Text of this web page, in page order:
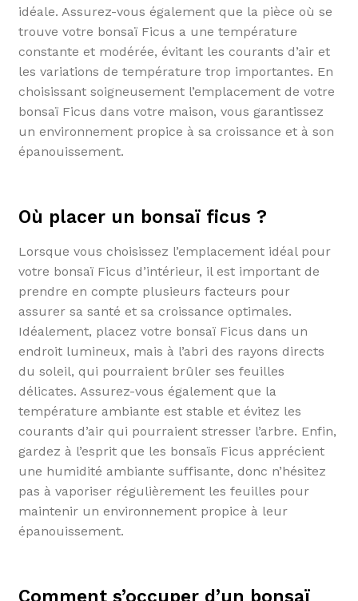
idéale. Assurez-vous également que la pièce où se
trouve votre bonsaï Ficus a une température
constante et modérée, évitant les courants d’air et
les variations de température trop importantes. En
choisissant soigneusement l’emplacement de votre
bonsaï Ficus dans votre maison, vous garantissez
un environnement propice à sa croissance et à son
épanouissement.
Où placer un bonsaï ficus ?
Lorsque vous choisissez l’emplacement idéal pour
votre bonsaï Ficus d’intérieur, il est important de
prendre en compte plusieurs facteurs pour
assurer sa santé et sa croissance optimales.
Idéalement, placez votre bonsaï Ficus dans un
endroit lumineux, mais à l’abri des rayons directs
du soleil, qui pourraient brûler ses feuilles
délicates. Assurez-vous également que la
température ambiante est stable et évitez les
courants d’air qui pourraient stresser l’arbre. Enfin,
gardez à l’esprit que les bonsaïs Ficus apprécient
une humidité ambiante suffisante, donc n’hésitez
pas à vaporiser régulièrement les feuilles pour
maintenir un environnement propice à leur
épanouissement.
Comment s’occuper d’un bonsaï